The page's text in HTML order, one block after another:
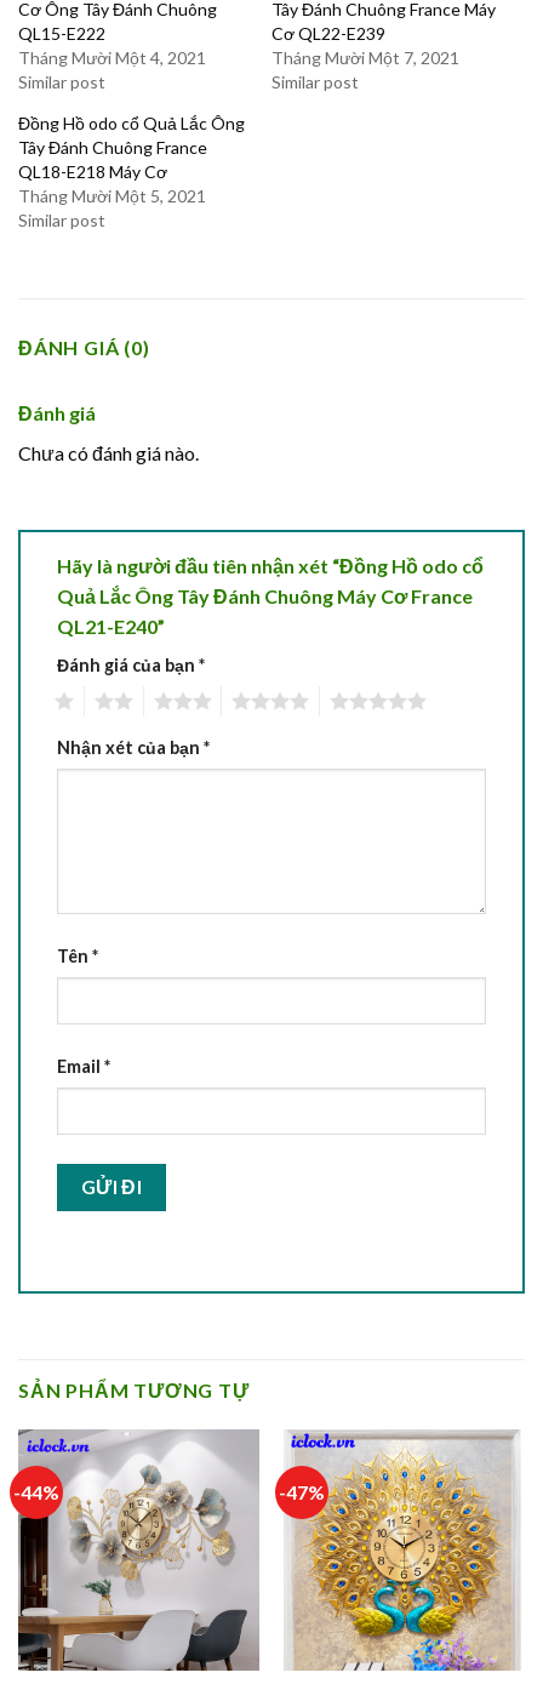
Cơ Ông Tây Đánh Chuông
QL15-E222
Tháng Mười Một 4, 2021
Similar post
Tây Đánh Chuông France Máy
Cơ QL22-E239
Tháng Mười Một 7, 2021
Similar post
Đồng Hồ odo cổ Quả Lắc Ông
Tây Đánh Chuông France
QL18-E218 Máy Cơ
Tháng Mười Một 5, 2021
Similar post
ĐÁNH GIÁ (0)
Đánh giá
Chưa có đánh giá nào.
Hãy là người đầu tiên nhận xét “Đồng Hồ odo cổ
Quả Lắc Ông Tây Đánh Chuông Máy Cơ France
QL21-E240”
Đánh giá của bạn *
Nhận xét của bạn *
Tên *
Email *
SẢN PHẨM TƯƠNG TỰ
-44% -47%